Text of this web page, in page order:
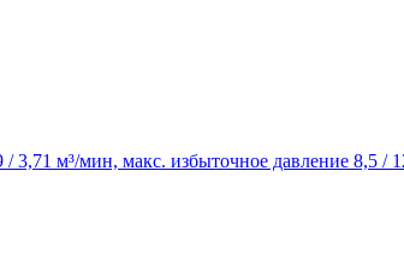
3,71 м³/мин, макс. избыточное давление 8,5 /